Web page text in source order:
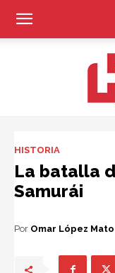
HISTORIA
La batalla
Samurái
Por Omar López Mato